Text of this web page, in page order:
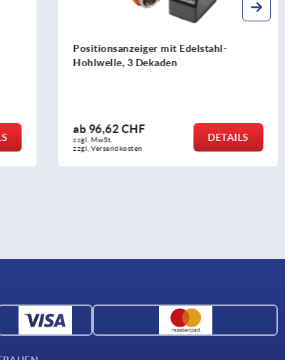
Positionsanzeiger frei programmierbar
mit Hohlwellen-Ø 30 H7
ab245,56 CHF
zzgl. MwSt.
zzgl. Versandkosten
DETAILS